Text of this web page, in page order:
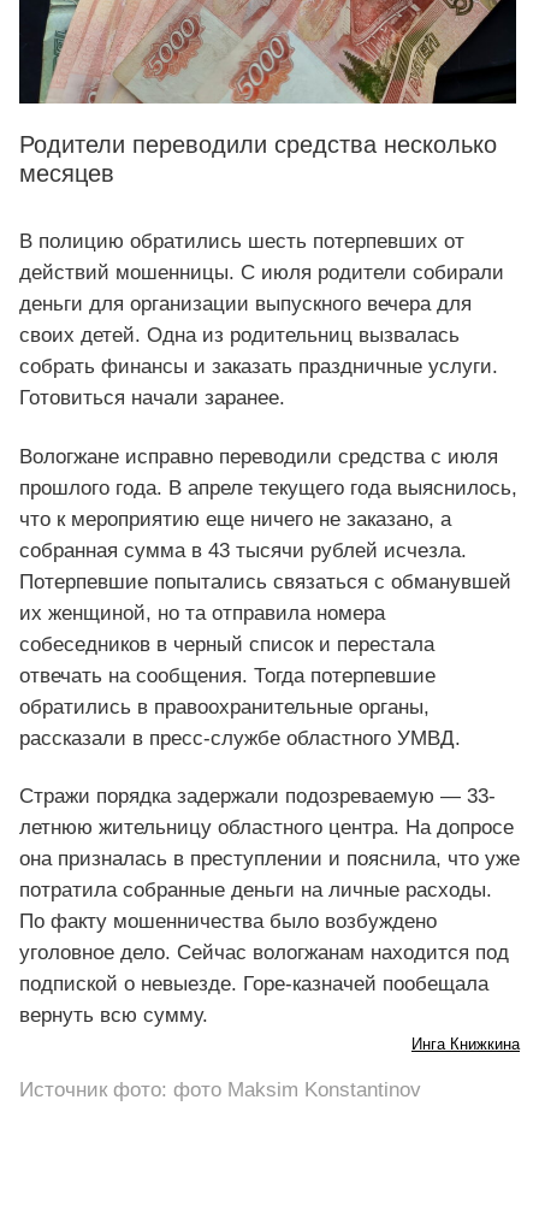
Родители переводили средства несколько
месяцев
В полицию обратились шесть потерпевших от
действий мошенницы. С июля родители собирали
деньги для организации выпускного вечера для
своих детей. Одна из родительниц вызвалась
собрать финансы и заказать праздничные услуги.
Готовиться начали заранее.
Вологжане исправно переводили средства с июля
прошлого года. В апреле текущего года выяснилось,
что к мероприятию еще ничего не заказано, а
собранная сумма в 43 тысячи рублей исчезла.
Потерпевшие попытались связаться с обманувшей
их женщиной, но та отправила номера
собеседников в черный список и перестала
отвечать на сообщения. Тогда потерпевшие
обратились в правоохранительные органы,
рассказали в пресс-службе областного УМВД.
Стражи порядка задержали подозреваемую — 33-
летнюю жительницу областного центра. На допросе
она призналась в преступлении и пояснила, что уже
потратила собранные деньги на личные расходы.
По факту мошенничества было возбуждено
уголовное дело. Сейчас вологжанам находится под
подпиской о невыезде. Горе-казначей пообещала
вернуть всю сумму.
Инга Книжкина
Источник фото: фото Maksim Konstantinov